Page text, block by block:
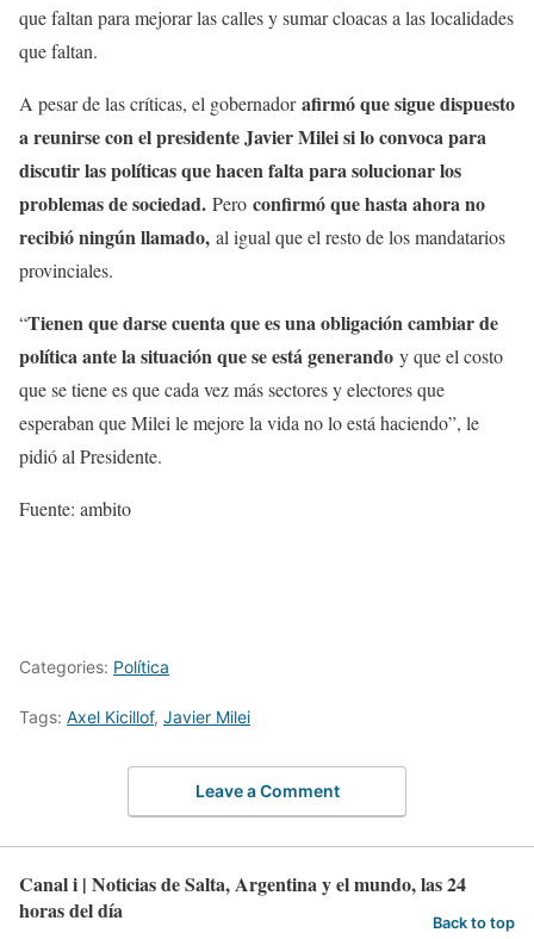
que faltan para mejorar las calles y sumar cloacas a las localidades
que faltan.
A pesar de las críticas, el gobernadorafirmó que sigue dispuesto
a reunirse con el presidente Javier Milei si lo convoca para
discutir las políticas que hacen falta para solucionar los
problemas de sociedad. Pero confirmó que hasta ahora no
recibió ningún llamado, al igual que el resto de los mandatarios
provinciales.
“Tienen que darse cuenta que es una obligación cambiar de
política ante la situación que se está generando y que el costo
que se tiene es que cada vez más sectores y electores que
esperaban que Milei le mejore la vida no lo está haciendo”, le
pidió al Presidente.
Fuente: ambito
Categories: Política
Tags: Axel Kicillof, Javier Milei
Leave a Comment
Canal i | Noticias de Salta, Argentina y el mundo, las 24
horas del día
Back to top